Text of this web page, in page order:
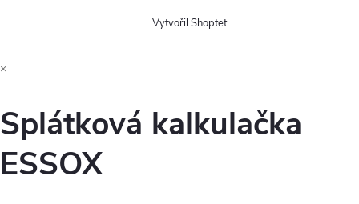
Vytvořil Shoptet
×
Splátková kalkulačka
ESSOX